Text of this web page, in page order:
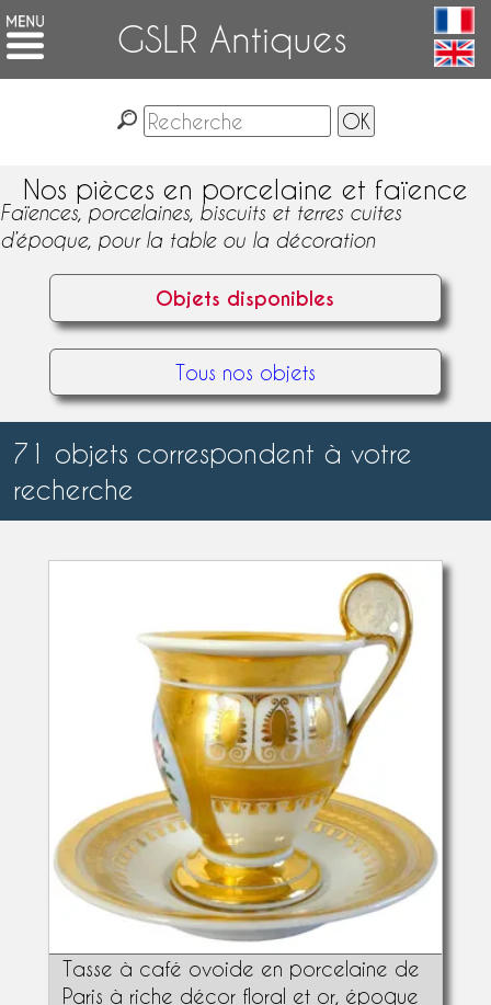
GSLR Antiques
Nos pièces en porcelaine et faïence
Faïences, porcelaines, biscuits et terres cuites
d’époque, pour la table ou la décoration
Objets disponibles
Tous nos objets
71 objets correspondent à votre
recherche
Tasse à café ovoide en porcelaine de
Paris à riche décor floral et or, époque